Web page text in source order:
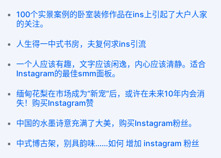
100个实景案例的卧室装修作品在ins上引起了大户人家
的关注。
人生得一中式书房，夫复何求ins引流
一个人应该有趣，文字应该闲逸，内心应该清静。适合
Instagram的最佳smm面板。
缅甸花梨在市场成为“新宠”后，或许在未来10年内会消
失！购买Instagram赞
中国的水墨诗意充满了大美，购买Instagram粉丝。
中式博古架，别具韵味……如何 增加 instagram 粉丝